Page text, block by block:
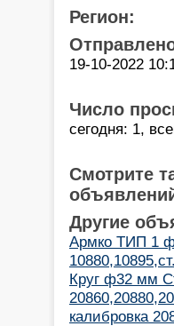
Регион:
19-10-2022
Число
сегодня: 1,
Смотрите
Другие
Армко ТИП 1
Круг ф32 мм
калибровка